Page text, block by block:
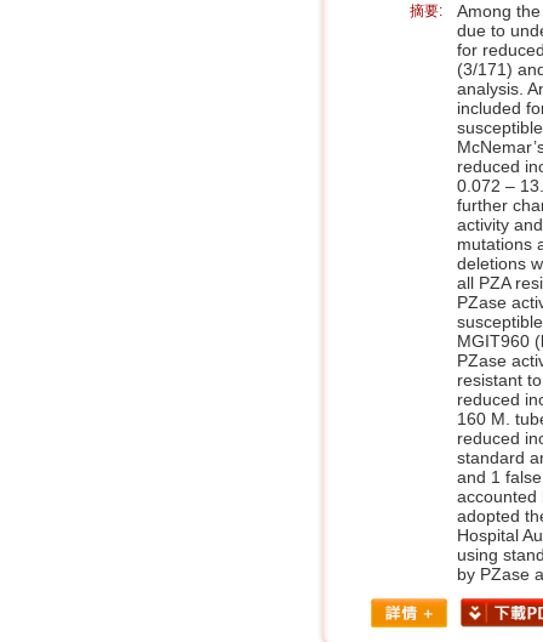
摘要:
Among
due to
for
(3/171)
analysis.
included
reduced
0.072 –
further
activity
mutations
deletions
all PZA
PZase
MGIT960
PZase
resistant
reduced
160 M.
reduced
standard
and 1
accounted
adopted
Hospital
using
by PZase